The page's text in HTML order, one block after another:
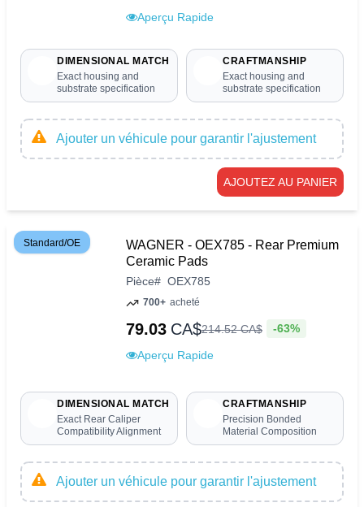
Aperçu Rapide
DIMENSIONAL MATCH
Exact housing and
substrate specification
CRAFTMANSHIP
Exact housing and
substrate specification
Ajouter un véhicule pour garantir l'ajustement
AJOUTEZ AU PANIER
Standard/OE
WAGNER - OEX785 - Rear Premium
Ceramic Pads
Pièce# OEX785
700+ acheté
79.03 CA$214.52CA$ -63%
Aperçu Rapide
DIMENSIONAL MATCH
Exact Rear Caliper
Compatibility Alignment
CRAFTMANSHIP
Precision Bonded
Material Composition
Ajouter un véhicule pour garantir l'ajustement